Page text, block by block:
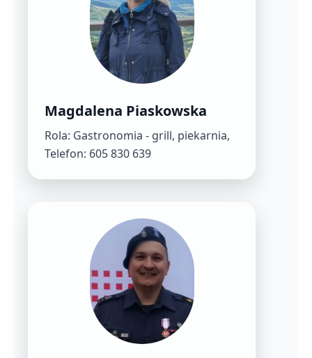
Magdalena Piaskowska
Rola: Gastronomia - grill, piekarnia,
Telefon: 605 830 639